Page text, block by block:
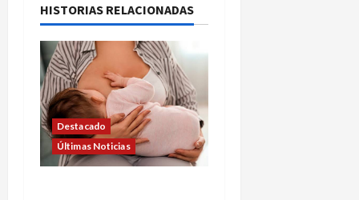
c
i
ó
n
d
HISTORIAS RELACIONADAS
Destacado
Últimas Noticias